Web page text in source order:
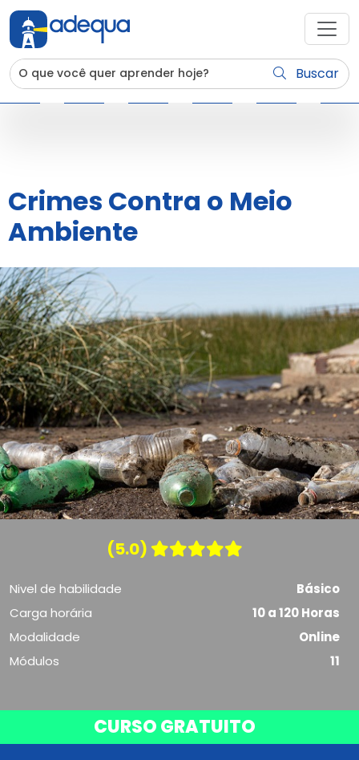
Buscar
Crimes Contra o Meio
Ambiente
(5.0)
Nivel de habilidade
Básico
Carga horária
10 a 120 Horas
Modalidade
Online
Módulos
11
CURSO GRATUITO